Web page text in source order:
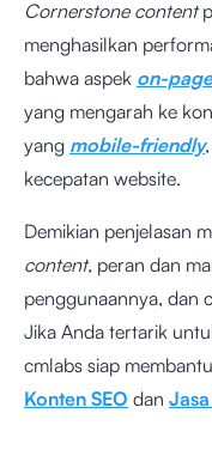
Cornerstone content
menghasilkan
bahwa aspek on-page
yang mengarah ke
yang mobile-friendly
kecepatan website.
Demikian penjelasan
content, peran dan
penggunaannya, dan
Jika Anda tertarik
cmlabs siap
Konten SEO dan